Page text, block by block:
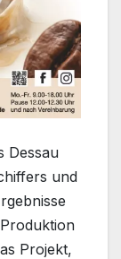
Dessau
und
Projekt,